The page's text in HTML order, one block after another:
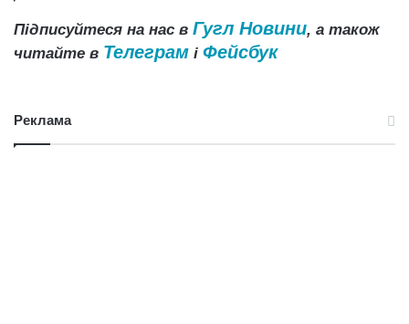
Підписуйтеся на нас в Гугл Новини, а також
читайте в Телеграм і Фейсбук
Реклама